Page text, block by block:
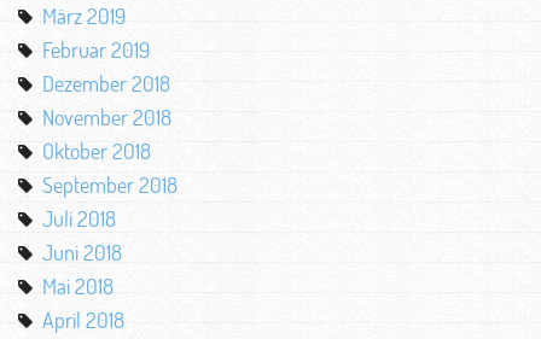
März 2019
Februar 2019
Dezember 2018
November 2018
Oktober 2018
September 2018
Juli 2018
Juni 2018
Mai 2018
April 2018